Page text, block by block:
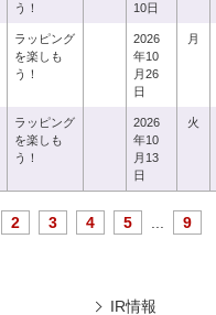
う！
10日
ラッピング
を楽しも
う！
2026
年10
月26
日
月
ラッピング
を楽しも
う！
2026
年10
月13
日
火
2 3 4 5 9
IR情報